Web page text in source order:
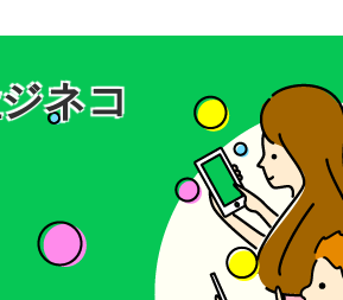
ネコ